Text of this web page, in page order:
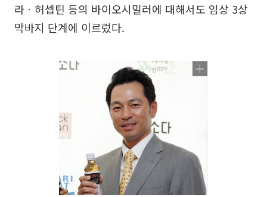
라ㆍ허셉틴 등의 바이오시밀러에 대해서도 임상 3상
막바지 단계에 이르렀다.